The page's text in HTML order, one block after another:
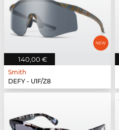
140,00 €
Smith
DEFY - U1F/Z8